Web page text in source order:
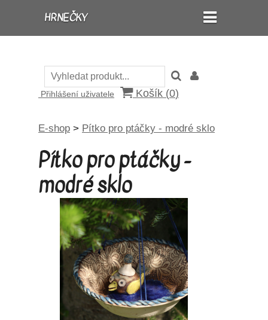
HRNEČKY
Přihlášení uživatele Košík (0)
E-shop > Pítko pro ptáčky - modré sklo
Pítko pro ptáčky -
modré sklo